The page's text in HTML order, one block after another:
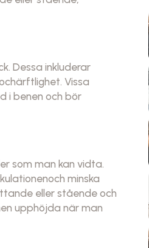
Dessa inkluderar
Vissa
i benen och bör
som man kan vidta.
minska
eller stående och
upphöjda när man